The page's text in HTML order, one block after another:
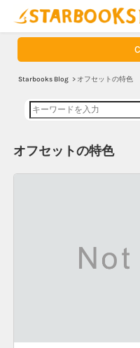
Starbooks Blog > オフセットの特色
オフセットの特色